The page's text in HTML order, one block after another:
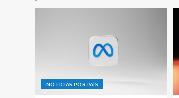
NOTICIAS POR PAÍS